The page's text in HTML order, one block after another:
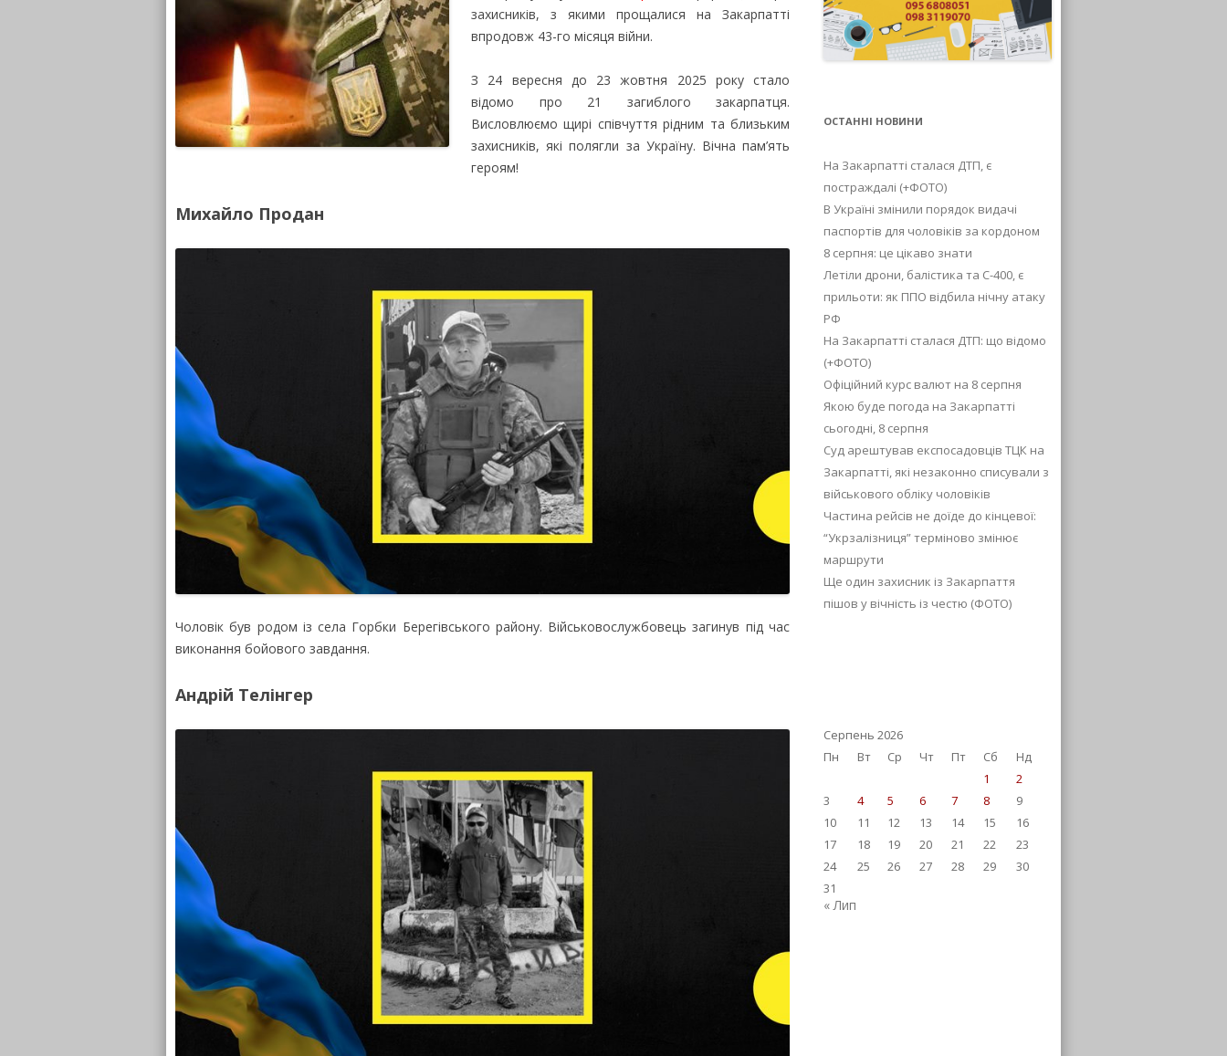
захисників, з якими прощалися на Закарпатті
впродовж 43-го місяця війни.
З 24 вересня до 23 жовтня 2025 року стало
відомо про 21 загиблого закарпатця.
Висловлюємо щирі співчуття рідним та близьким
захисників, які полягли за Україну. Вічна пам’ять
героям!
Михайло Продан
Чоловік був родом із села Горбки Берегівського району. Військовослужбовець загинув під час
виконання бойового завдання.
Андрій Телінгер
ОСТАННІ НОВИНИ
На Закарпатті сталася ДТП, є
постраждалі (+ФОТО)
В Україні змінили порядок видачі
паспортів для чоловіків за кордоном
8 серпня: це цікаво знати
Летіли дрони, балістика та С-400, є
прильоти: як ППО відбила нічну атаку
РФ
На Закарпатті сталася ДТП: що відомо
(+ФОТО)
Офіційний курс валют на 8 серпня
Якою буде погода на Закарпатті
сьогодні, 8 серпня
Суд арештував експосадовців ТЦК на
Закарпатті, які незаконно списували з
військового обліку чоловіків
Частина рейсів не доїде до кінцевої:
“Укрзалізниця” терміново змінює
маршрути
Ще один захисник із Закарпаття
пішов у вічність із честю (ФОТО)
Серпень 2026
Пн
Вт Ср Чт Пт Сб
Нд
1
2
3
4 5 6 7 8
9
10
11 12 13 14 15
16
17
18 19 20 21 22
23
24
25 26 27 28 29
30
31
« Лип